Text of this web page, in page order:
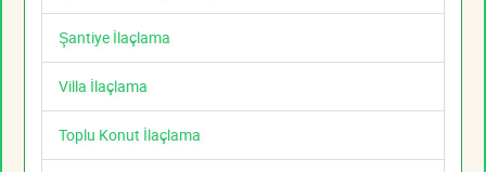
Şantiye İlaçlama
Villa İlaçlama
Toplu Konut İlaçlama